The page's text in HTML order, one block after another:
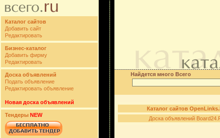
Каталог сайтов
Добавить сайт
Редактировать
Бизнес-каталог
Добавить фирму
Редактировать
Доска объявлений
Подать объявление
Редактировать объявление
Новая доска объявлений
Тендеры NEW
Найдется много Всего
Каталог сайтов
Доска объявлений